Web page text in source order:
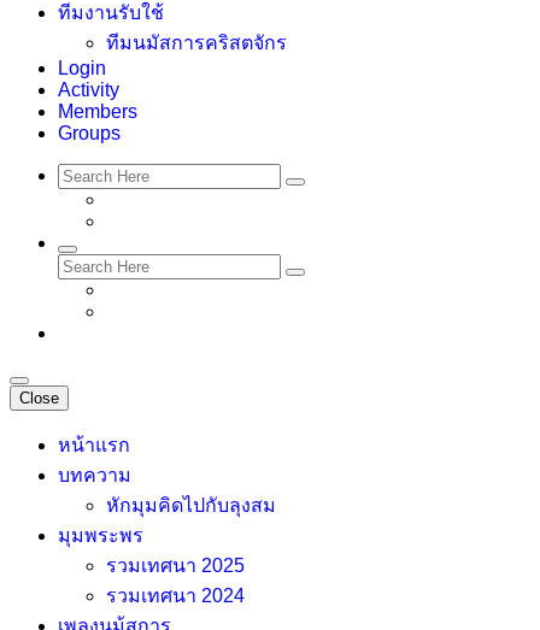
ทีมงานรับใช้
ทีมนมัสการคริสตจักร
Login
Activity
Members
Groups
Close
หน้าแรก
บทความ
หักมุมคิดไปกับลุงสม
มุมพระพร
รวมเทศนา 2025
รวมเทศนา 2024
เพลงนม้สการ